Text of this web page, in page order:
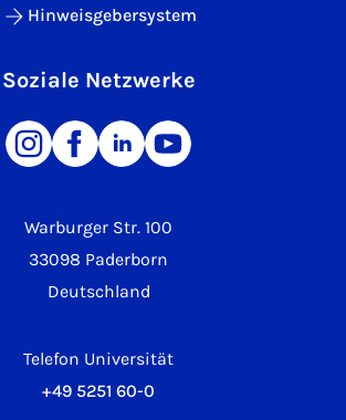
Warburger Str. 100
33098 Paderborn
Deutschland
Telefon Universität
+49 5251 60-0
Hinweisgebersystem
Soziale Netzwerke